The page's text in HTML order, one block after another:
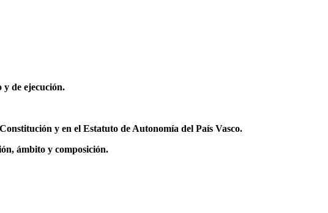
y de ejecución.
y en el Estatuto de Autonomía del País Vasco.
ámbito y composición.